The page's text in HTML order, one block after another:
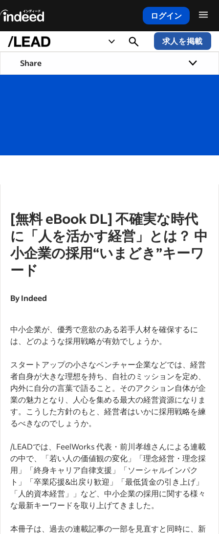
ログイン
メインコンテンツの開始 求人を掲載
Share
[無料 eBook DL] 不確実な時代
に「人を活かす経営」とは？ 中
小企業の採用“いまどき”キーワ
ード
By Indeed
中小企業が、優秀で意欲のある若手人材を確保するに
は、どのような採用戦略が有効でしょうか。
スタートアップの小さなベンチャー企業などでは、経営
者自身が大きな理想を持ち、自社のミッションを定め、
内外に自分の言葉で語ること。そのアクション自体が企
業の魅力となり、人心を集める最大の経営資源になりま
す。こうした方針のもと、経営者はいかに採用戦略を練
るべきなのでしょうか。
/LEADでは、FeelWorks 代表・前川孝雄さんによる連載
の中で、「若い人の価値観の変化」「理念経営・理念採
用」「終身キャリア自律支援」「ソーシャルインパク
ト」「卒業応援&出戻り歓迎」「最低賃金の引き上げ」
「人的資本経営」」など、中小企業の採用に関する様々
な最新キーワードを取り上げてきました。
本冊子は、過去の連載記事の一部を見直すと同時に、新